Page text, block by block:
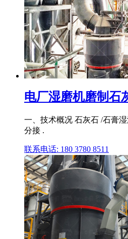
电厂湿磨机磨制石
一、技术概况 石灰石 /石膏
分接 .
联系电话: 180 3780 8511